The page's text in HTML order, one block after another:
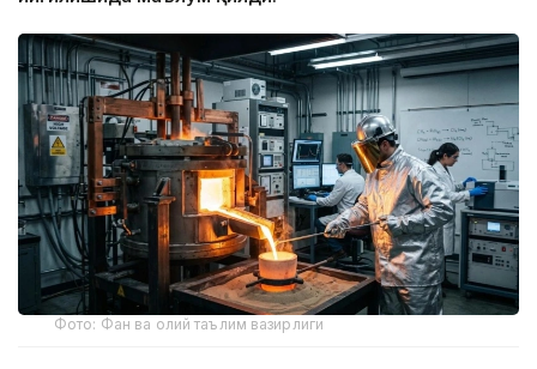
Фото: Фан ва олий таълим вазирлиги